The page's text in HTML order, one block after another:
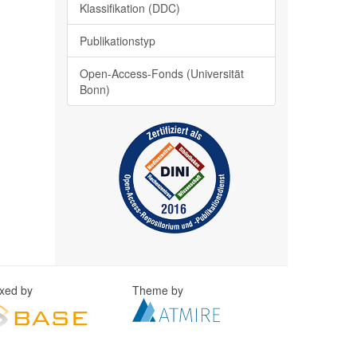
Klassifikation (DDC)
Publikationstyp
Open-Access-Fonds (Universität
Bonn)
by Theme by